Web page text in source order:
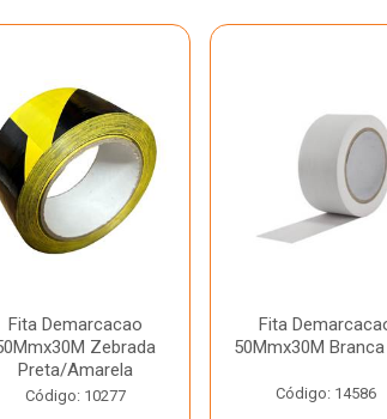
Fita Demarcacao
Zebrada
Preta/Amarela
Código: 10277
Fita
50Mmx30M
Código: 14586